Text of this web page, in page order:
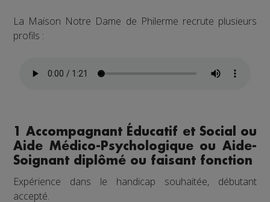
La Maison Notre Dame de Philerme recrute plusieurs
profils :
1 Accompagnant Éducatif et Social ou
Aide Médico-Psychologique ou Aide-
Soignant diplômé ou faisant fonction
Expérience dans le handicap souhaitée, débutant
accepté.